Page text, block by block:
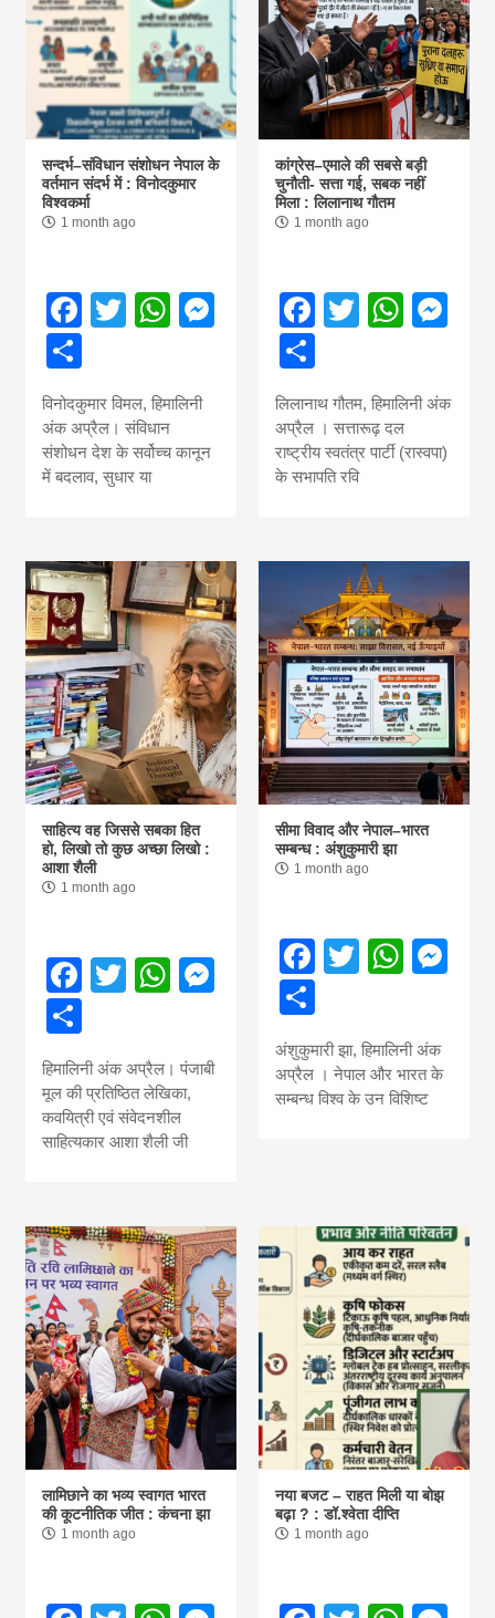
सन्दर्भ–संविधान संशोधन नेपाल के
वर्तमान संदर्भ में : विनोदकुमार
विश्वकर्मा
1 month ago
Facebook
TwitterWhatsApp
Messenger
विनोदकुमार विमल, हिमालिनी
अंक अप्रैल। संविधान
संशोधन देश के सर्वोच्च कानून
में बदलाव, सुधार या
कांग्रेस–एमाले की सबसे बड़ी
चुनौती- सत्ता गई, सबक नहीं
मिला : लिलानाथ गौतम
1 month ago
Facebook
Twitter
Share
लिलानाथ गौतम, हिमालिनी अंक
अप्रैल । सत्तारूढ़ दल
राष्ट्रीय स्वतंत्र पार्टी (रास्वपा)
के सभापति रवि
साहित्य वह जिससे सबका हित
हो, लिखो तो कुछ अच्छा लिखो :
आशा शैली
1 month ago
Facebook
TwitterWhatsApp
Messenger
हिमालिनी अंक अप्रैल। पंजाबी
मूल की प्रतिष्ठित लेखिका,
कवयित्री एवं संवेदनशील
साहित्यकार आशा शैली जी
सीमा विवाद और नेपाल–भारत
सम्बन्ध : अंशुकुमारी झा
1 month ago
Facebook
Twitter
Share
अंशुकुमारी झा, हिमालिनी अंक
अप्रैल । नेपाल और भारत के
सम्बन्ध विश्व के उन विशिष्ट
लामिछाने का भव्य स्वागत भारत
की कूटनीतिक जीत : कंचना झा
1 month ago
नया बजट – राहत मिली या बोझ
बढ़ा ? : डॉ.श्वेता दीप्ति
1 month ago